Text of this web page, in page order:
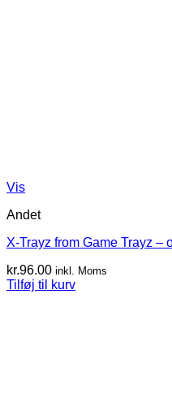
Vis
Andet
X-Trayz from Game Trayz –
kr.96.00 inkl. Moms
Tilføj til kurv